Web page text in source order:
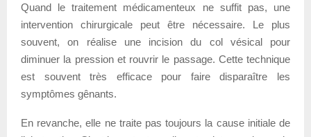
Quand le traitement médicamenteux ne suffit pas, une
intervention chirurgicale peut être nécessaire. Le plus
souvent, on réalise une incision du col vésical pour
diminuer la pression et rouvrir le passage. Cette technique
est souvent très efficace pour faire disparaître les
symptômes gênants.
En revanche, elle ne traite pas toujours la cause initiale de